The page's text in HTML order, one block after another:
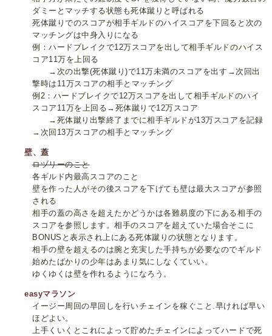
ダミーとマッチする状態も死体蹴りと呼ばれる
死体蹴りでのスコアが相手ギルドのハイスコアを下回ると次の
マッチングは中身入りになる
例：ハードブレイクで12万スコアを出して相手ギルドのハイス
コア11万を上回る
→次の出撃(死体蹴り)で11万未満のスコアを出す→次回出
撃時は11万スコアの相手とマッチング
例2：ハードブレイクで12万スコアを出して相手ギルドのハイ
スコア11万を上回る→死体蹴りで12万スコア
→死体蹴り出撃終了までに相手ギルドが13万スコアを記録
→次回13万スコアの相手とマッチング
壁、蓋
ロヅリーのこと
各ギルド内最高スコアのこと
壁を作った人がその後スコアを下げても壁は最大スコアが参照
される
相手の蓋の高さを超えたかどうかは各難易度の下にある相手の
スコアを参照します。相手のスコアを超えていた場合そこに
BONUSと表示され上にある死体蹴りの状態となります。
相手の壁を超えるのは腕と充実した手持ちが必要なのでギルド
始めたばかりの少年はあまり気にしなくていい。
ゆくゆくは壁を作れるようになろう。
easyマラソン
イージー周回の早回しを行いチェインを稼ぐこと.早ければ早い
ほどよい。
上手くいくとこれによって貯めたチェインによってハードで死